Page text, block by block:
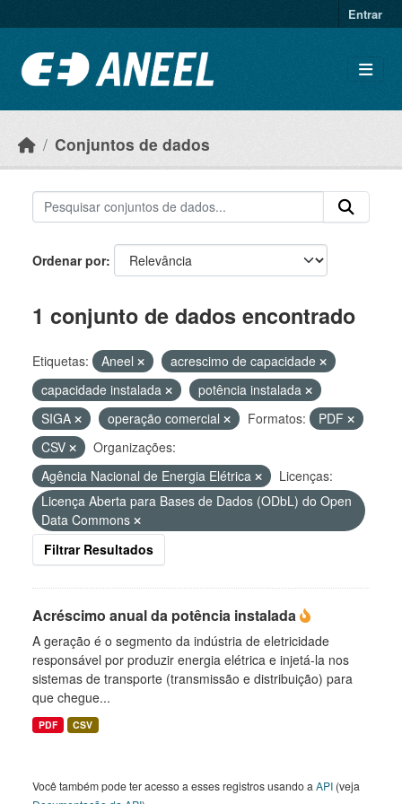
Entrar
Conjuntos de dados
Ordenar por
1 conjunto de dados encontrado
Etiquetas: Aneel
acrescimo de capacidade
capacidade instalada
potência instalada
SIGA
operação comercial Formatos:
PDF
CSV
Organizações:
Agência Nacional de Energia Elétrica
Licenças:
Licença Aberta para Bases de Dados (ODbL) do Open
Data Commons
Filtrar Resultados
Acréscimo anual da potência instalada
A geração é o segmento da indústria de eletricidade
responsável por produzir energia elétrica e injetá-la nos
sistemas de transporte (transmissão e distribuição) para
que chegue...
PDF CSV
Você também pode ter acesso a esses registros usando a API (veja